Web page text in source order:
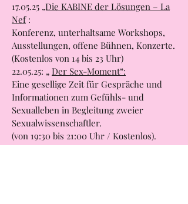
17.05.25 „Die KABINE der Lösungen – La
Nef:
Konferenz, unterhaltsame Workshops,
Ausstellungen, offene Bühnen, Konzerte.
(Kostenlos von 14 bis 23 Uhr)
22.05.25: „ Der Sex-Moment“:
Eine gesellige Zeit für Gespräche und
Informationen zum Gefühls- und
Sexualleben in Begleitung zweier
Sexualwissenschaftler.
(von 19:30 bis 21:00 Uhr / Kostenlos).
23.05.25:„Kochwerkstatt“: Pflanzliche